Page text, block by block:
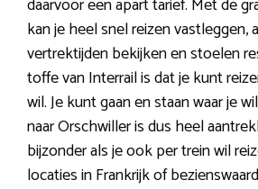
daarvoor een apart tarief. Met de
kan je heel snel reizen vastleggen,
vertrektijden bekijken en stoelen
toffe van Interrail is dat je kunt
wil. Je kunt gaan en staan waar je
naar Orschwiller is dus heel
bijzonder als je ook per trein wil
locaties in Frankrijk of